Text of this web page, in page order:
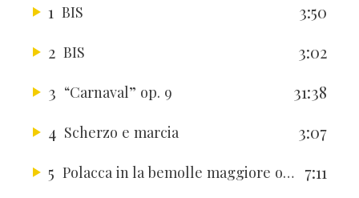
1 BIS
3:50
2 BIS
3:02
3 “Carnaval” op. 9
31:38
4 Scherzo e marcia
3:07
5
Polacca in la bemolle maggiore op. 53 7:11